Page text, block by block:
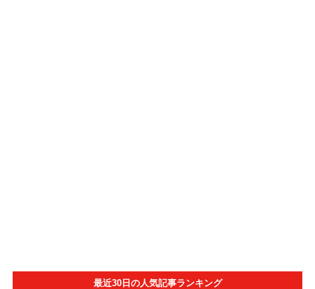
最近30日の人気記事ランキング